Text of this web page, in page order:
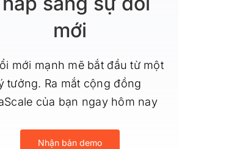
mới
mới mạnh mẽ bắt đầu từ một
tưởng. Ra mắt cộng đồng
của bạn ngay hôm nay
Nhận bản demo